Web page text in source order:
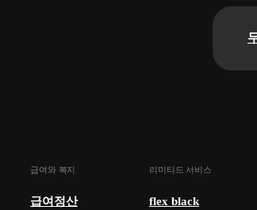
급여와 복지
급여정산
리미티드 서비스
flex black